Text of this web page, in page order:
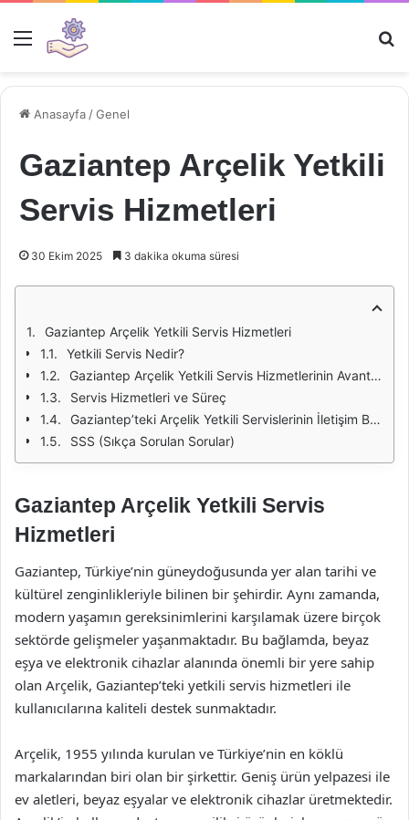
Menü
Anasayfa /Genel
Gaziantep Arçelik Yetkili
Servis Hizmetleri
30 Ekim 2025 3 dakika okuma süresi
Gaziantep Arçelik Yetkili Servis Hizmetleri
Yetkili Servis Nedir?
Gaziantep Arçelik Yetkili Servis Hizmetlerinin Avantajları
Servis Hizmetleri ve Süreç
Gaziantep’teki Arçelik Yetkili Servislerinin İletişim Bilgileri
SSS (Sıkça Sorulan Sorular)
Gaziantep Arçelik Yetkili Servis
Hizmetleri
Gaziantep, Türkiye’nin güneydoğusunda yer alan tarihi ve
kültürel zenginlikleriyle bilinen bir şehirdir. Aynı zamanda,
modern yaşamın gereksinimlerini karşılamak üzere birçok
sektörde gelişmeler yaşanmaktadır. Bu bağlamda, beyaz
eşya ve elektronik cihazlar alanında önemli bir yere sahip
olan Arçelik, Gaziantep’teki yetkili servis hizmetleri ile
kullanıcılarına kaliteli destek sunmaktadır.
Arçelik, 1955 yılında kurulan ve Türkiye’nin en köklü
markalarından biri olan bir şirkettir. Geniş ürün yelpazesi ile
ev aletleri, beyaz eşyalar ve elektronik cihazlar üretmektedir.